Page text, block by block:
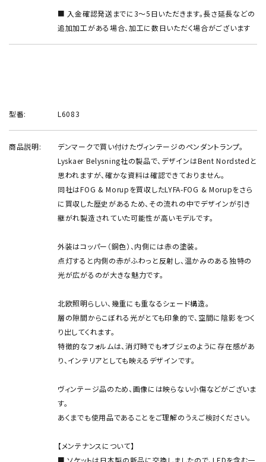
■ 入金確認発送までに3～5日いただきます。長さ延長などの
追加加工がある場合、加工に数日いただく場合がございます
型番: L6083
商品説明:
デンマークで買い付けたヴィンテージのペンダントランプ。
Lyskaer Belysning社の製品で、デザインはBent Nordstedと
思われますが、確かな資料は確認できておりません。
同社はFOG & Morupを買収したLYFA-FOG & Morupをさら
に買収した歴史があるため、その流れの中でデザインが引き
継がれ製造されていた可能性が高いモデルです。
外装はコッパー（銅色）、内側には赤の塗装。
点灯すると内側の赤がふわっと反射し、温かみのある独特の
光が広がるのが大きな魅力です。
北欧照明らしい、幾重にも重なるシェード構造。
層の隙間からこぼれる光がとても印象的で、空間に陰影をつく
り出してくれます。
特徴的なフォルムは、消灯時でもオブジェのように存在感があ
り、インテリアとしても映えるデザインです。
ヴィンテージ品のため、画像には映らない小傷などがございま
す。
あくまでも使用品であることをご理解のうえご検討ください。
【メンテナンスについて】
■ ソケットは日本製の新品に交換しましたので、LEDを含む一